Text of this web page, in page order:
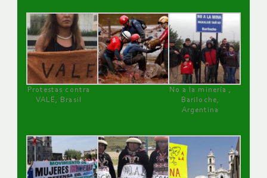
Protestas contra
VALE, Brasil
No a la minería ,
Bariloche,
Argentina